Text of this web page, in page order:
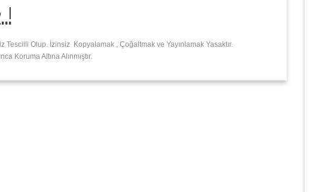
Tescilli Olup. İzinsiz Kopyalamak , Çoğaltmak ve Yayınlamak Yasaktır.
Koruma Altına Alınmıştır.